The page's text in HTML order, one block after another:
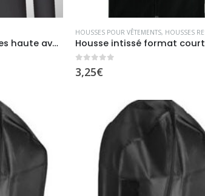
Housse couvre épaules haute avec soufflet
HOUSSES POUR VÊTEMENTS, HOUSSES
Housse intissé format
0 sur 5
3,25€